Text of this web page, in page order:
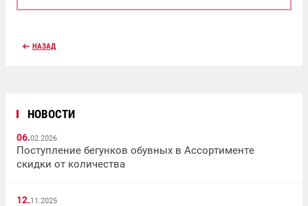
НАЗАД
НОВОСТИ
06.02.2026
Поступление бегунков обувных в Ассортименте
скидки от количества
12.11.2025